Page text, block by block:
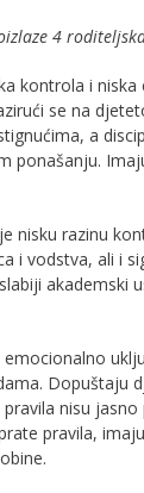
4
kontrola i
se na
a
ponašanju.
nisku razinu
i vodstva, ali i
akademski
Dopuštaju
nisu
pravila,